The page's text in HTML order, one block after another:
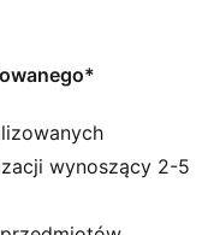
wynoszący 2-5